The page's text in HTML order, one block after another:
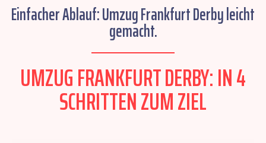
Einfacher Ablauf: Umzug Frankfurt Derby leicht
gemacht.
UMZUG FRANKFURT DERBY: IN 4
SCHRITTEN ZUM ZIEL